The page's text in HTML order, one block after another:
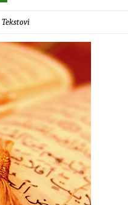
Tekstovi